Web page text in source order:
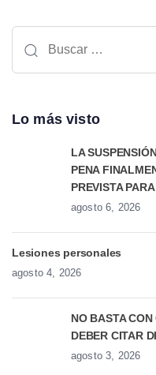
Lo más visto
LA
PENA
PREVISTA
agosto 6, 2026
Lesiones personales
agosto 4, 2026
NO BASTA
DEBER CITAR
agosto 3, 2026